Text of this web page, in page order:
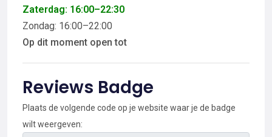
Zaterdag: 16:00–22:30
Zondag: 16:00–22:00
Op dit moment open tot
Reviews Badge
Plaats de volgende code op je website waar je de badge
wilt weergeven: